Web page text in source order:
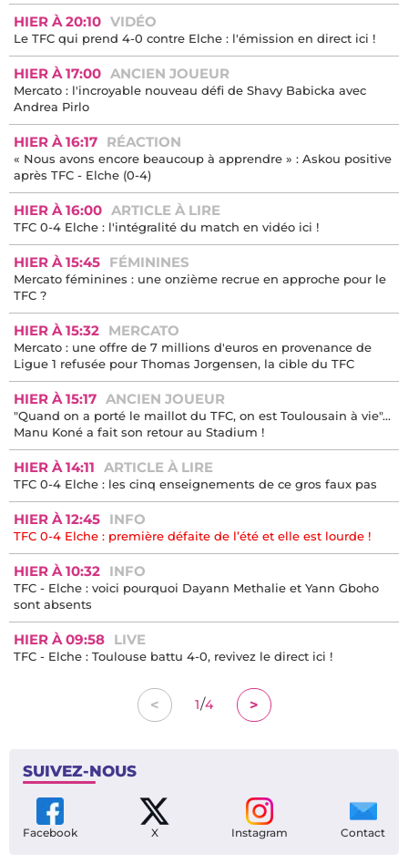
HIER À 20:10 VIDÉO
Le TFC qui prend 4-0 contre Elche : l'émission en direct ici !
HIER À 17:00 ANCIEN JOUEUR
Mercato : l'incroyable nouveau défi de Shavy Babicka avec
Andrea Pirlo
HIER À 16:17 RÉACTION
« Nous avons encore beaucoup à apprendre » : Askou positive
après TFC - Elche (0-4)
HIER À 16:00 ARTICLE À LIRE
TFC 0-4 Elche : l'intégralité du match en vidéo ici !
HIER À 15:45 FÉMININES
Mercato féminines : une onzième recrue en approche pour le
TFC ?
HIER À 15:32 MERCATO
Mercato : une offre de 7 millions d'euros en provenance de
Ligue 1 refusée pour Thomas Jorgensen, la cible du TFC
HIER À 15:17 ANCIEN JOUEUR
"Quand on a porté le maillot du TFC, on est Toulousain à vie"...
Manu Koné a fait son retour au Stadium !
HIER À 14:11 ARTICLE À LIRE
TFC 0-4 Elche : les cinq enseignements de ce gros faux pas
HIER À 12:45 INFO
TFC 0-4 Elche : première défaite de l’été et elle est lourde !
HIER À 10:32 INFO
TFC - Elche : voici pourquoi Dayann Methalie et Yann Gboho
sont absents
HIER À 09:58 LIVE
TFC - Elche : Toulouse battu 4-0, revivez le direct ici !
< 1/4 >
SUIVEZ-NOUS
Facebook X Instagram Contact